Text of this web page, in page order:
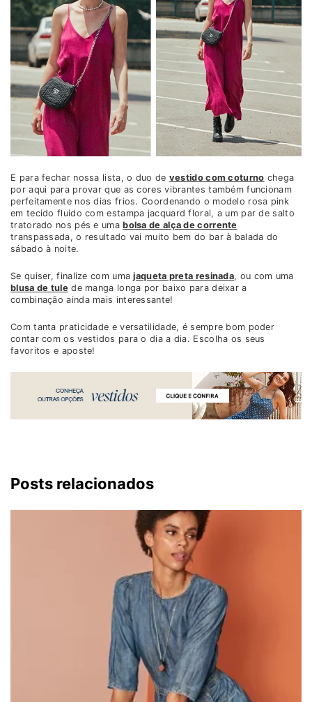
E para fechar nossa lista, o duo de vestido com coturno chega
por aqui para provar que as cores vibrantes também funcionam
perfeitamente nos dias frios. Coordenando o modelo rosa pink
em tecido fluido com estampa jacquard floral, a um par de salto
tratorado nos pés e umabolsa de alça de corrente
transpassada, o resultado vai muito bem do bar à balada do
sábado à noite.
Se quiser, finalize com umajaqueta preta resinada, ou com uma
blusa de tulede manga longa por baixo para deixar a
combinação ainda mais interessante!
Com tanta praticidade e versatilidade, é sempre bom poder
contar com os vestidos para o dia a dia. Escolha os seus
favoritos e aposte!
Posts relacionados